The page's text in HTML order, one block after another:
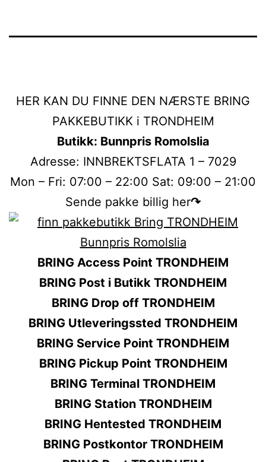
HER KAN DU FINNE DEN NÆRSTE BRING
PAKKEBUTIKK i TRONDHEIM
Butikk: Bunnpris Romolslia
Adresse: INNBREKTSFLATA 1 – 7029
Mon – Fri: 07:00 – 22:00 Sat: 09:00 – 21:00
Sende pakke billig her↷
BRING Access Point TRONDHEIM
BRING Post i Butikk TRONDHEIM
BRING Drop off TRONDHEIM
BRING Utleveringssted TRONDHEIM
BRING Service Point TRONDHEIM
BRING Pickup Point TRONDHEIM
BRING Terminal TRONDHEIM
BRING Station TRONDHEIM
BRING Hentested TRONDHEIM
BRING Postkontor TRONDHEIM